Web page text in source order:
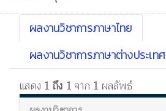
ผลงานวิชาการภาษาไทย
ผลงานวิชาการภาษาต่างประเทศ
แสดง 1 ถึง 1จาก 1 ผลลัพธ์